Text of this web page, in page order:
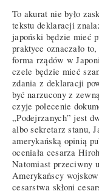
To akurat nie było
tekstu deklaracji
japoński będzie mieć
praktyce oznaczało
forma rządów w
czele będzie mieć
zdania z deklaracji
być narzucony z
czyje polecenie
„Podejrzanych” jest
albo sekretarz stanu,
amerykańską opinią
oceniała cesarza
Natomiast przeciwny
Amerykańscy
cesarstwa skłoni